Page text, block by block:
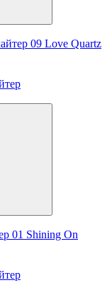
09 Love Quartz
01 Shining On